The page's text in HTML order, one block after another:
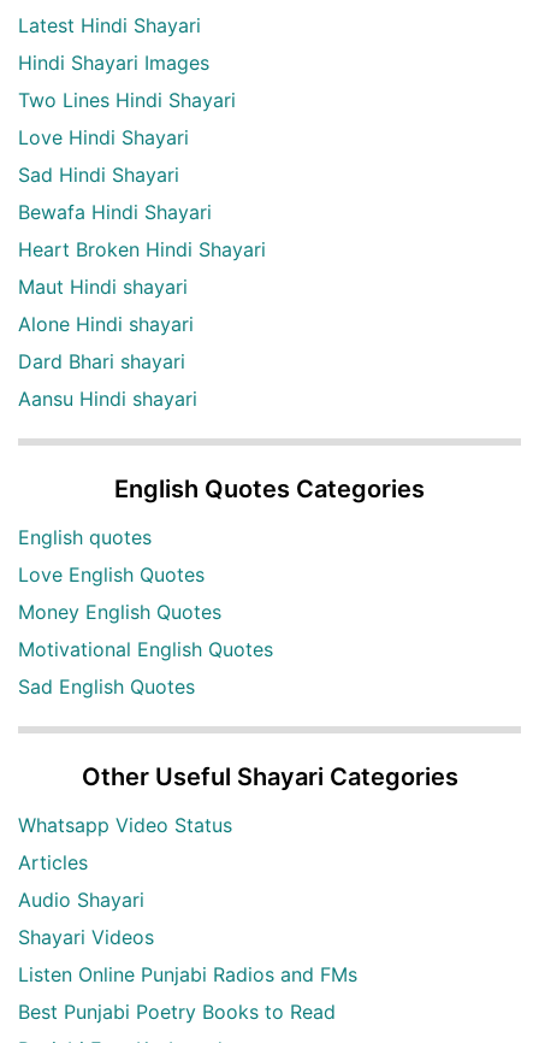
Latest Hindi Shayari
Hindi Shayari Images
Two Lines Hindi Shayari
Love Hindi Shayari
Sad Hindi Shayari
Bewafa Hindi Shayari
Heart Broken Hindi Shayari
Maut Hindi shayari
Alone Hindi shayari
Dard Bhari shayari
Aansu Hindi shayari
English Quotes Categories
English quotes
Love English Quotes
Money English Quotes
Motivational English Quotes
Sad English Quotes
Other Useful Shayari Categories
Whatsapp Video Status
Articles
Audio Shayari
Shayari Videos
Listen Online Punjabi Radios and FMs
Best Punjabi Poetry Books to Read